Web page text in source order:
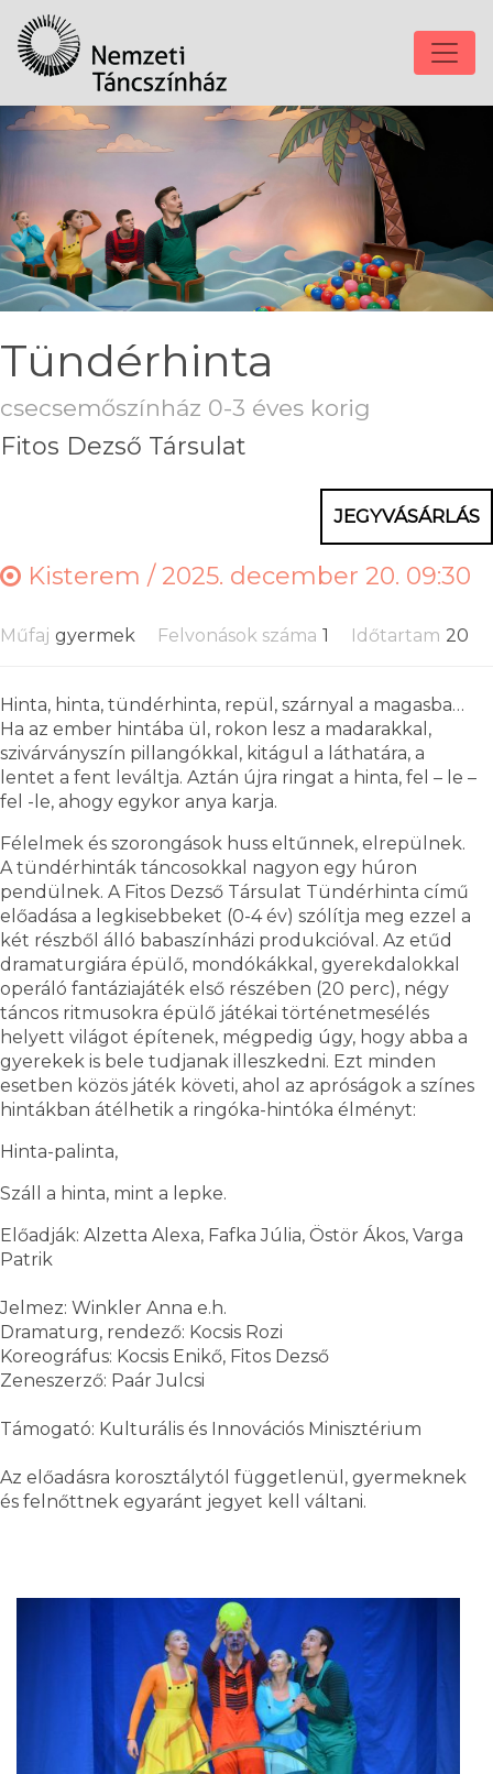
Tündérhinta
csecsemőszínház 0-3 éves korig
Fitos Dezső Társulat
JEGYVÁSÁRLÁS
Kisterem /2025. december 20. 09:30
Műfaj gyermek Felvonások száma 1 Időtartam 20
Hinta, hinta, tündérhinta, repül, szárnyal a magasba…
Ha az ember hintába ül, rokon lesz a madarakkal,
szivárványszín pillangókkal, kitágul a láthatára, a
lentet a fent leváltja. Aztán újra ringat a hinta, fel – le –
fel -le, ahogy egykor anya karja.
Félelmek és szorongások huss eltűnnek, elrepülnek.
A tündérhinták táncosokkal nagyon egy húron
pendülnek. A Fitos Dezső Társulat Tündérhinta című
előadása a legkisebbeket (0-4 év) szólítja meg ezzel a
két részből álló babaszínházi produkcióval. Az etűd
dramaturgiára épülő, mondókákkal, gyerekdalokkal
operáló fantáziajáték első részében (20 perc), négy
táncos ritmusokra épülő játékai történetmesélés
helyett világot építenek, mégpedig úgy, hogy abba a
gyerekek is bele tudjanak illeszkedni. Ezt minden
esetben közös játék követi, ahol az apróságok a színes
hintákban átélhetik a ringóka-hintóka élményt:
Hinta-palinta,
Száll a hinta, mint a lepke.
Előadják: Alzetta Alexa, Fafka Júlia, Östör Ákos, Varga
Patrik
Jelmez: Winkler Anna e.h.
Dramaturg, rendező: Kocsis Rozi
Koreográfus: Kocsis Enikő, Fitos Dezső
Zeneszerző: Paár Julcsi
Támogató: Kulturális és Innovációs Minisztérium
Az előadásra korosztálytól függetlenül, gyermeknek
és felnőttnek egyaránt jegyet kell váltani.